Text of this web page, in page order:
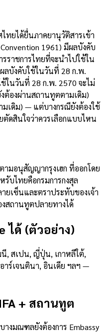
ทยได้ยื่นภาคยานุวัติสารเข้า
1961) มีผลบังคับ
ราชการไทยที่จะนำไปใช้ใน
บังคับใช้ในวันที่ 28 ก.พ.
ในวันที่ 28 ก.พ. 2570 จะไม่
ต้องผ่านสถานทูตตามเดิม)
เดิม) — แต่บางกรณียังต้องใช้
ดสินใจว่าควรเลือกแบบไหน
ามอนุสัญญากรุงเฮก ที่ออกโดย
บไทยคือกรมการกงสุล
ยเซ็นและตราประทับของเจ้า
สถานทูตปลายทางได้
ได้ (ตัวอย่าง)
นี, สเปน, ญี่ปุ่น, เกาหลีใต้,
าร์เจนตินา, อินเดีย ฯลฯ —
+ สถานทูต
งมณฑลยังต้องการ Embassy